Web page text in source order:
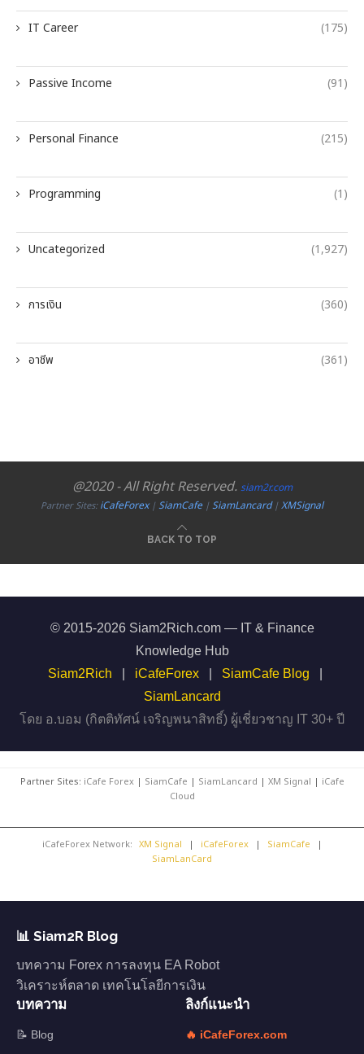
IT Career (175)
Passive Income (91)
Personal Finance (215)
Programming (1)
Uncategorized (1,927)
การเงิน (360)
อาชีพ (361)
@2020 - All Right Reserved. siam2r.com
Partner Sites:iCafeForex|SiamCafe|SiamLancard|XMSignal
BACK TO TOP
© 2015-2026 Siam2Rich.com — IT & Finance
Knowledge Hub
Siam2Rich
iCafeForex SiamCafe Blog
SiamLancard
โดย อ.บอม (กิตติทัศน์ เจริญพนาสิทธิ์) ผู้เชี่ยวชาญ IT 30+ ปี
Partner Sites: iCafe Forex| SiamCafe | SiamLancard | XM Signal | iCafe
Cloud
iCafeForex Network: XM Signal | iCafeForex | SiamCafe
|
SiamLanCard
📊 Siam2R Blog
บทความ Forex การลงทุน EA Robot
วิเคราะห์ตลาด เทคโนโลยีการเงิน
บทความ
📝 Blog
ลิงก์แนะนำ
🔥 iCafeForex.com